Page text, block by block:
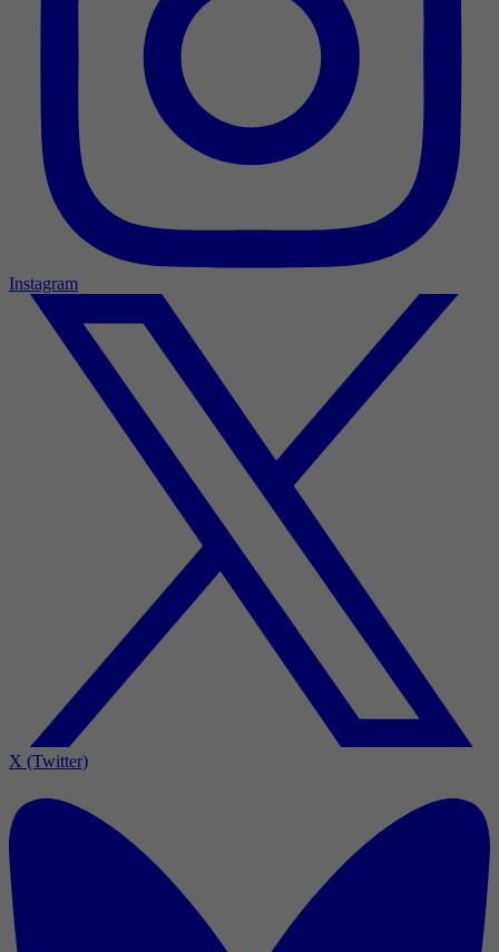
Instagram
X (Twitter)